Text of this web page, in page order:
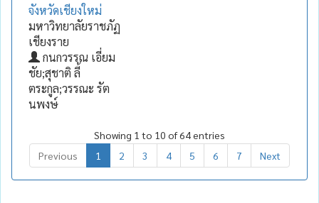
จังหวัดเชียงใหม่
มหาวิทยาลัยราชภัฏ
เชียงราย
กนกวรรณ เอี่ยม
ชัย;สุชาติ ลี้
ตระกูล;วรรณะ รัต
นพงษ์
Showing 1 to 10 of 64 entries
Previous
1 2 3 4 5 6 7 Next